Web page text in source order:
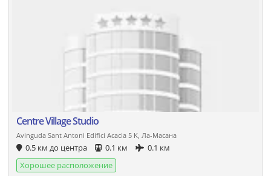
Centre Village Studio
Avinguda Sant Antoni Edifici Acacia 5 K, Ла-Масана
0.5 км до центра 0.1 км
0.1 км
Хорошее расположение